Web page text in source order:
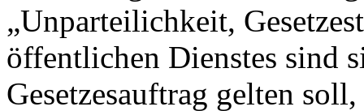
„Unparteilichkeit,
öffentlichen Dienstes sind
Gesetzesauftrag gelten